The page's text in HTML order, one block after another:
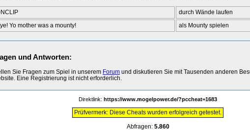
durch Wände laufen
Yo mother was a mounty!
als Mounty spielen
und Antworten:
Sie Fragen zum Spiel in unserem Forum und diskutieren Sie mit Tausenden anderen
Eine Registrierung ist nicht erforderlich.
Direktlink: https://www.mogelpower.de/?pccheat=1683
Prüfvermerk: Diese Cheats wurden erfolgreich getestet.
Abfragen: 5.860